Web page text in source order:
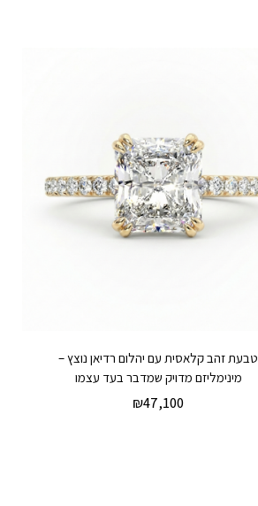
טבעת זהב קלאסית עם יהלום רדיאן נוצץ –
מינימליזם מדויק שמדבר בעד עצמו
₪47,100